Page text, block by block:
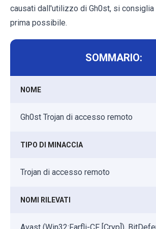
causati dall'utilizzo di Gh0st, si
prima possibile.
SOMMARIO:
NOME
Gh0st Trojan di accesso remoto
TIPO DI MINACCIA
Trojan di accesso remoto
NOMI RILEVATI